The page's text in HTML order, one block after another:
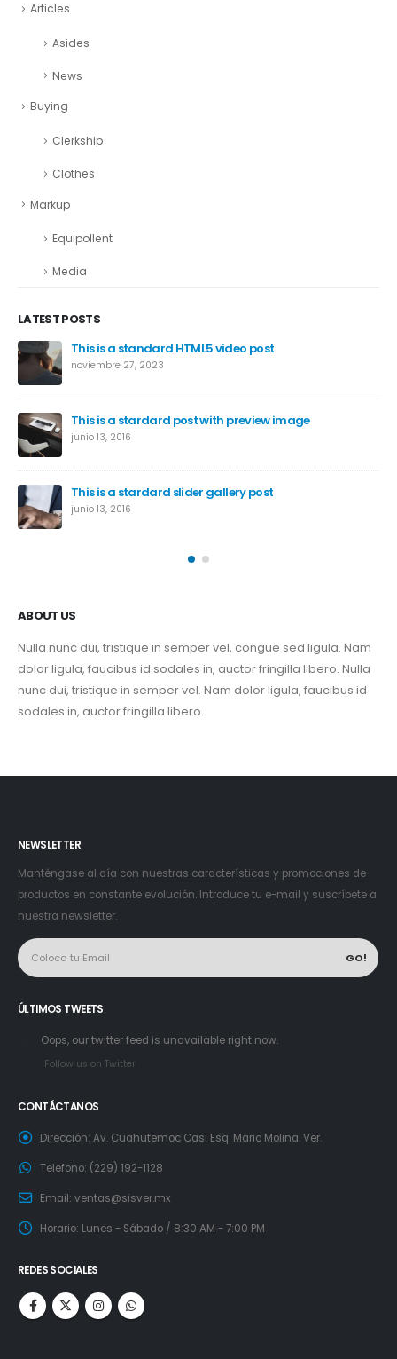
Articles
Asides
News
Buying
Clerkship
Clothes
Markup
Equipollent
Media
LATEST POSTS
This is a standard HTML5 video post
noviembre 27, 2023
This is a stardard post with preview image
junio 13, 2016
This is a stardard slider gallery post
junio 13, 2016
ABOUT US
Nulla nunc dui, tristique in semper vel, congue sed ligula. Nam
dolor ligula, faucibus id sodales in, auctor fringilla libero. Nulla
nunc dui, tristique in semper vel. Nam dolor ligula, faucibus id
sodales in, auctor fringilla libero.
NEWSLETTER
Manténgase al día con nuestras características y promociones de
productos en constante evolución. Introduce tu e-mail y suscríbete a
nuestra newsletter.
ÚLTIMOS TWEETS
Oops, our twitter feed is unavailable right now.
Follow us on Twitter
CONTÁCTANOS
Dirección: Av. Cuahutemoc Casi Esq. Mario Molina. Ver.
Telefono: (229) 192-1128
Email: ventas@sisver.mx
Horario: Lunes - Sábado / 8:30 AM - 7:00 PM
REDES SOCIALES